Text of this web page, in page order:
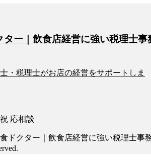
・税理士がお店の経営をサポートしま
応相談
ドクター｜飲食店経営に強い税理士事